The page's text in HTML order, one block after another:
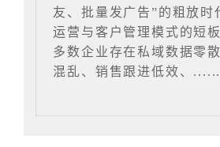
友、批量发广告”的粗放时
运营与客户管理模式的短
多数企业存在私域数据零
混乱、销售跟进低效、......